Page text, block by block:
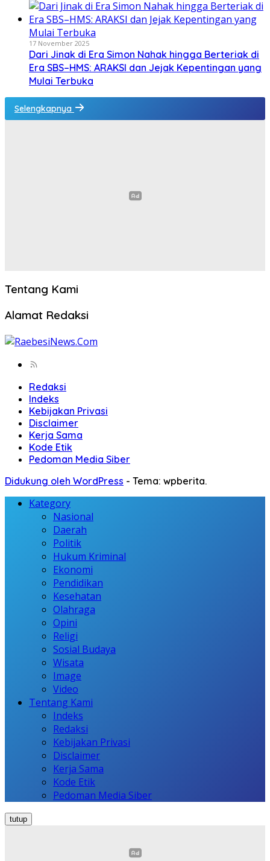
17 November 2025
Dari Jinak di Era Simon Nahak hingga Berteriak di
Era SBS–HMS: ARAKSI dan Jejak Kepentingan yang
Mulai Terbuka
Selengkapnya
Tentang Kami
Alamat Redaksi
Redaksi
Indeks
Kebijakan Privasi
Disclaimer
Kerja Sama
Kode Etik
Pedoman Media Siber
Didukung oleh WordPress - Tema: wpberita.
Kategory
Nasional
Daerah
Politik
Hukum Kriminal
Ekonomi
Pendidikan
Kesehatan
Olahraga
Opini
Religi
Sosial Budaya
Wisata
Image
Video
Tentang Kami
Indeks
Redaksi
Kebijakan Privasi
Disclaimer
Kerja Sama
Kode Etik
Pedoman Media Siber
tutup